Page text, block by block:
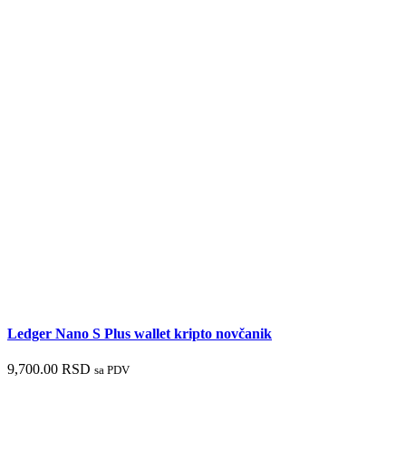
Ledger Nano S Plus wallet kripto novčanik
9,700.00 RSD sa PDV